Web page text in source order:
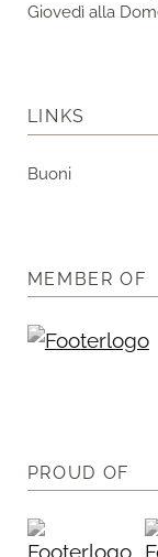
Giovedì alla
LINKS
Buoni
MEMBER OF
PROUD OF